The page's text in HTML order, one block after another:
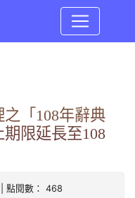
「108年辭典
限延長至108
點閱數： 468